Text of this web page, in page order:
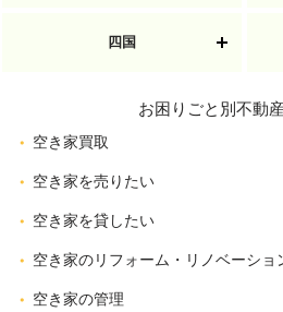
四国
お困りごと別不動
空き家買取
空き家を売りたい
空き家を貸したい
空き家のリフォーム・リノベーショ
空き家の管理